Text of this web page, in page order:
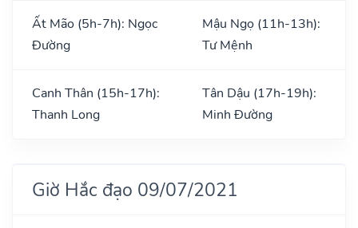
Ất Mão (5h-7h): Ngọc
Đường
Mậu Ngọ (11h-13h):
Tư Mệnh
Canh Thân (15h-17h):
Thanh Long
Tân Dậu (17h-19h):
Minh Đường
Giờ Hắc đạo 09/07/2021